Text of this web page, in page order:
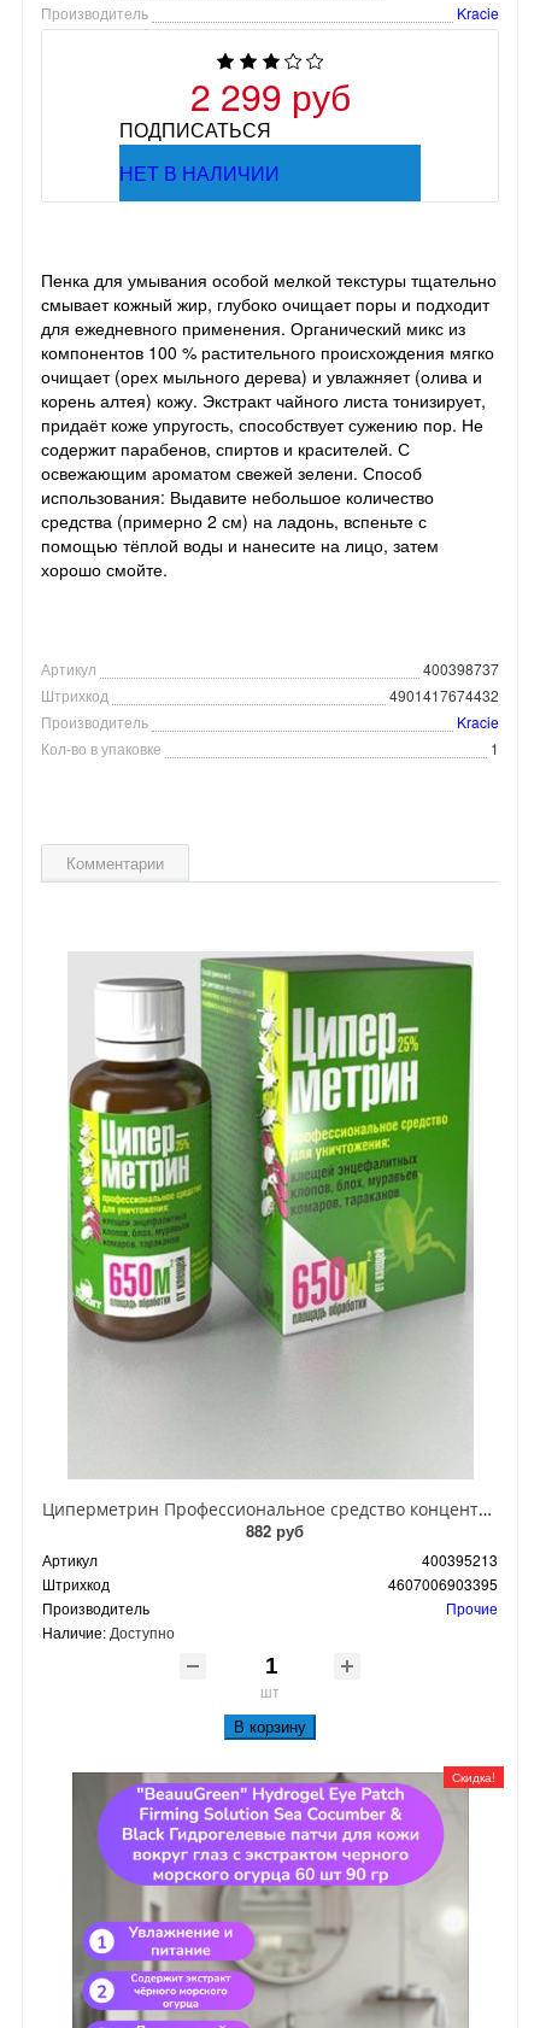
Производитель
Kracie
2 299 руб
ПОДПИСАТЬСЯ
НЕТ В НАЛИЧИИ
Пенка для умывания особой мелкой текстуры тщательно
смывает кожный жир, глубоко очищает поры и подходит
для ежедневного применения. Органический микс из
компонентов 100 % растительного происхождения мягко
очищает (орех мыльного дерева) и увлажняет (олива и
корень алтея) кожу. Экстракт чайного листа тонизирует,
придаёт коже упругость, способствует сужению пор. Не
содержит парабенов, спиртов и красителей. С
освежающим ароматом свежей зелени. Способ
использования: Выдавите небольшое количество
средства (примерно 2 см) на ладонь, вспеньте с
помощью тёплой воды и нанесите на лицо, затем
хорошо смойте.
Артикул
400398737
Штрихкод
4901417674432
Производитель
Kracie
Кол-во в упаковке
1
Комментарии
Циперметрин Профессиональное средство концентрат эмульсии 25% для уничтожения тараканов, мух,комаров, блох, клопов, муравьев, ос 50 мл
882 руб
Артикул
400395213
Штрихкод
4607006903395
Производитель
Прочие
Наличие: Доступно
шт
В корзину
Скидка!